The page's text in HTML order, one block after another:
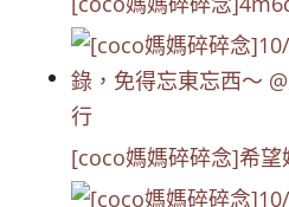
[coco媽媽碎碎念]希望